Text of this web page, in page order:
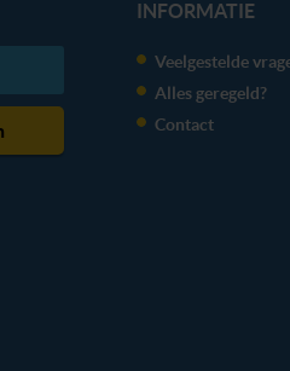
INFORMATIE
Veelgestelde
Alles geregeld?
Contact